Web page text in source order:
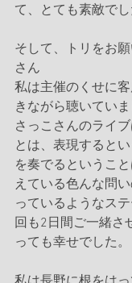
て、とても素敵でし
そして、トリをお
さん
私は主催のくせに
きながら聴いてい
さっこさんのライ
とは、表現すると
を奏でるというこ
えている色んな問
っているようなス
回も2日間ご一緒さ
っても幸せでした。